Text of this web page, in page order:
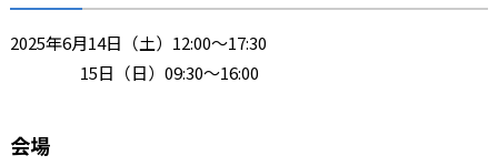
2025年6月14日（土）12:00～17:30
15日（日）09:30～16:00
会場